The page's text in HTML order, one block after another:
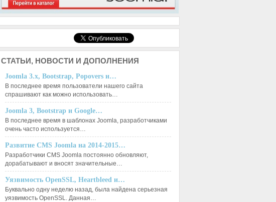
СТАТЬИ, НОВОСТИ И ДОПОЛНЕНИЯ
Joomla 3.x, Bootstrap, Popovers и…
В последнее время пользователи нашего сайта
спрашивают как можно использовать…
Joomla 3, Bootstrap и Google…
В последнее время в шаблонах Joomla, разработчиками
очень часто используется…
Развитие CMS Joomla на 2014-2015…
Разработчики CMS Joomla постоянно обновляют,
дорабатывают и вносят значительные…
Уязвимость OpenSSL, Heartbleed и…
Буквально одну неделю назад, была найдена серьезная
уязвимость OpenSSL. Данная…